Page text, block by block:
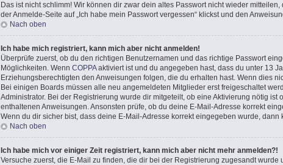
Das ist nicht schlimm! Wir können dir zwar dein altes Passwort nicht wieder
der Anmelde-Seite auf „Ich habe mein Passwort vergessen“ klickst und den
Nach oben
Ich habe mich registriert, kann mich aber nicht anmelden!
Überprüfe zuerst, ob du den richtigen Benutzernamen und das richtige Passwort
Möglichkeiten. Wenn COPPAaktiviert ist und du angegeben hast, dass du unter 13
Erziehungsberechtigten den Anweisungen folgen, die du erhalten hast. Wenn dies
Bei einigen Boards müssen alle neu angemeldeten Mitglieder erst freigeschaltet
Administrator. Bei der Registrierung wurde dir mitgeteilt, ob eine Aktivierung nötig
enthaltenen Anweisungen. Ansonsten prüfe, ob du deine E-Mail-Adresse korrekt
Wenn du dir sicher bist, dass deine E-Mail-Adresse korrekt eingegeben wurde, dann
Nach oben
Ich habe mich vor einiger Zeit registriert, kann mich aber nicht mehr anmelden?!
Versuche zuerst, die E-Mail zu finden, die dir bei der Registrierung zugesandt